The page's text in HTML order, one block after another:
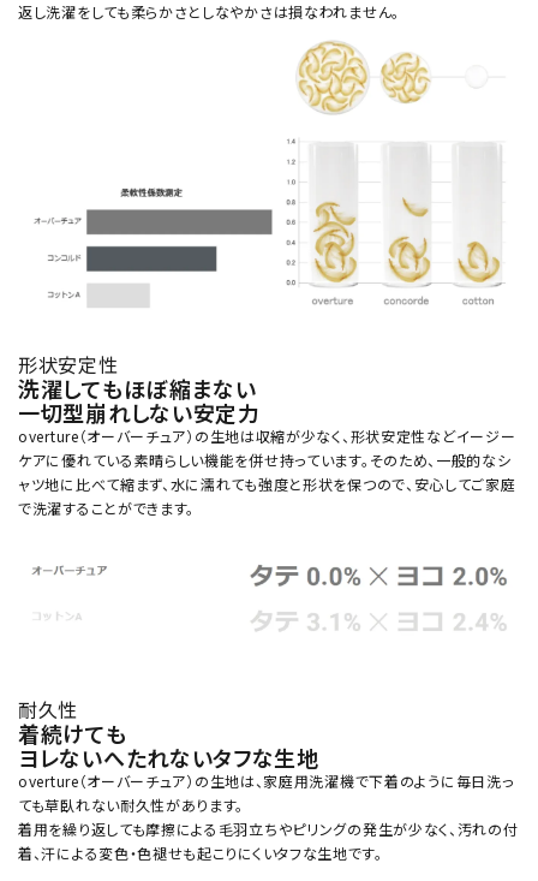
返し洗濯をしても柔らかさとしなやかさは損なわれません。
形状安定性
洗濯してもほぼ縮まない
一切型崩れしない安定力
overture（オーバーチュア）の生地は収縮が少なく、形状安定性などイージー
ケアに優れている素晴らしい機能を併せ持っています。そのため、一般的なシ
ャツ地に比べて縮まず、水に濡れても強度と形状を保つので、安心してご家庭
で洗濯することができます。
耐久性
着続けても
ヨレないへたれないタフな生地
overture（オーバーチュア）の生地は、家庭用洗濯機で下着のように毎日洗っ
ても草臥れない耐久性があります。
着用を繰り返しても摩擦による毛羽立ちやピリングの発生が少なく、汚れの付
着、汗による変色・色褪せも起こりにくいタフな生地です。